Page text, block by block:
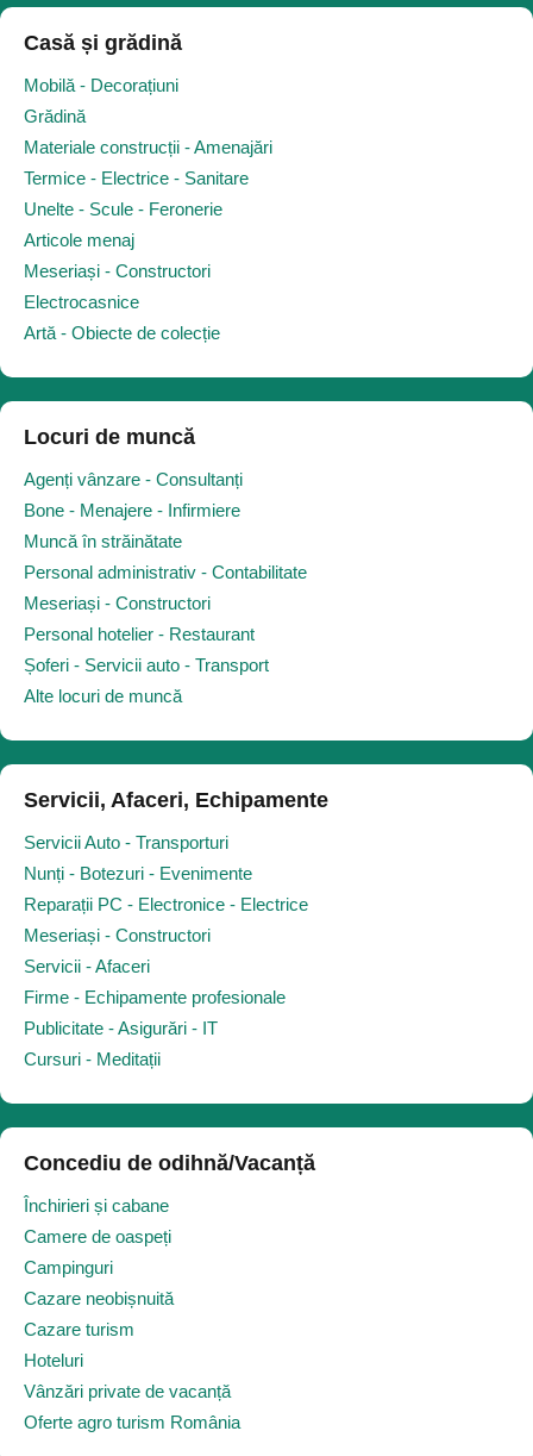
Casă și grădină
Mobilă - Decorațiuni
Grădină
Materiale construcții - Amenajări
Termice - Electrice - Sanitare
Unelte - Scule - Feronerie
Articole menaj
Meseriași - Constructori
Electrocasnice
Artă - Obiecte de colecție
Locuri de muncă
Agenți vânzare - Consultanți
Bone - Menajere - Infirmiere
Muncă în străinătate
Personal administrativ - Contabilitate
Meseriași - Constructori
Personal hotelier - Restaurant
Șoferi - Servicii auto - Transport
Alte locuri de muncă
Servicii, Afaceri, Echipamente
Servicii Auto - Transporturi
Nunți - Botezuri - Evenimente
Reparații PC - Electronice - Electrice
Meseriași - Constructori
Servicii - Afaceri
Firme - Echipamente profesionale
Publicitate - Asigurări - IT
Cursuri - Meditații
Concediu de odihnă/Vacanță
Închirieri și cabane
Camere de oaspeți
Campinguri
Cazare neobișnuită
Cazare turism
Hoteluri
Vânzări private de vacanță
Oferte agro turism România